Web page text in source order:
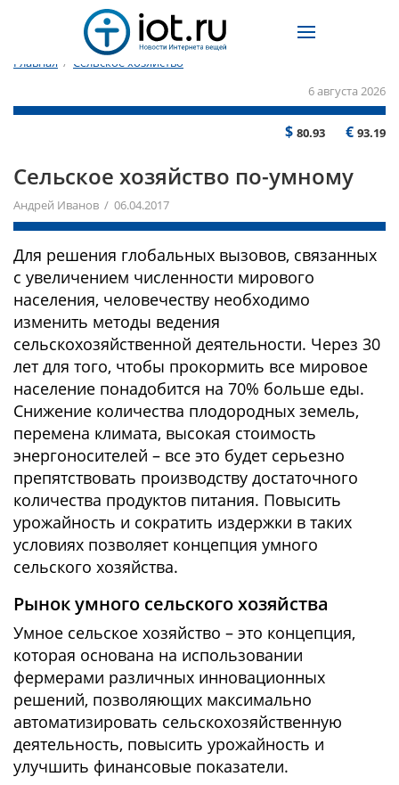
Главная / Сельское хозяйство
6 августа 2026
$ 80.93 € 93.19
Сельское хозяйство по-умному
Андрей Иванов / 06.04.2017
Для решения глобальных вызовов, связанных
с увеличением численности мирового
населения, человечеству необходимо
изменить методы ведения
сельскохозяйственной деятельности. Через 30
лет для того, чтобы прокормить все мировое
население понадобится на 70% больше еды.
Снижение количества плодородных земель,
перемена климата, высокая стоимость
энергоносителей – все это будет серьезно
препятствовать производству достаточного
количества продуктов питания. Повысить
урожайность и сократить издержки в таких
условиях позволяет концепция умного
сельского хозяйства.
Рынок умного сельского хозяйства
Умное сельское хозяйство – это концепция,
которая основана на использовании
фермерами различных инновационных
решений, позволяющих максимально
автоматизировать сельскохозяйственную
деятельность, повысить урожайность и
улучшить финансовые показатели.